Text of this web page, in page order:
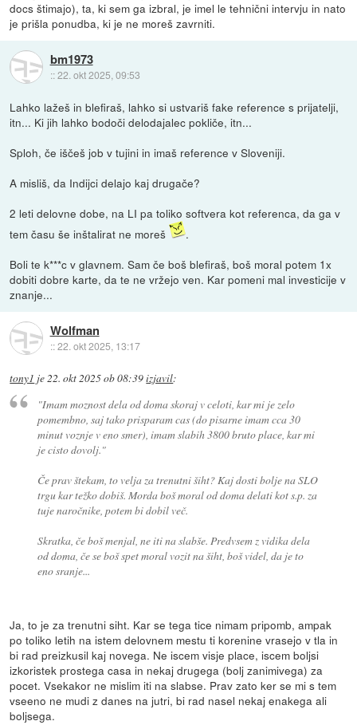
docs štimajo), ta, ki sem ga izbral, je imel le tehnični intervju in nato
je prišla ponudba, ki je ne moreš zavrniti.
bm1973
::22. okt 2025, 09:53
Lahko lažeš in blefiraš, lahko si ustvariš fake reference s prijatelji,
itn... Ki jih lahko bodoči delodajalec pokliče, itn...
Sploh, če iščeš job v tujini in imaš reference v Sloveniji.
A misliš, da Indijci delajo kaj drugače?
2 leti delovne dobe, na LI pa toliko softvera kot referenca, da ga v
tem času še inštalirat ne moreš
.
Boli te k***c v glavnem. Sam če boš blefiraš, boš moral potem 1x
dobiti dobre karte, da te ne vržejo ven. Kar pomeni mal investicije v
znanje...
Wolfman
::22. okt 2025, 13:17
tony1 je22. okt 2025 ob 08:39izjavil:
"Imam moznost dela od doma skoraj v celoti, kar mi je zelo
pomembno, saj tako prisparam cas (do pisarne imam cca 30
minut voznje v eno smer), imam slabih 3800 bruto place, kar mi
je cisto dovolj."
Če prav štekam, to velja za trenutni šiht? Kaj dosti bolje na SLO
trgu kar težko dobiš. Morda boš moral od doma delati kot s.p. za
tuje naročnike, potem bi dobil več.
Skratka, če boš menjal, ne iti na slabše. Predvsem z vidika dela
od doma, če se boš spet moral vozit na šiht, boš videl, da je to
eno sranje...
Ja, to je za trenutni siht. Kar se tega tice nimam pripomb, ampak
po toliko letih na istem delovnem mestu ti korenine vrasejo v tla in
bi rad preizkusil kaj novega. Ne iscem visje place, iscem boljsi
izkoristek prostega casa in nekaj drugega (bolj zanimivega) za
pocet. Vsekakor ne mislim iti na slabse. Prav zato ker se mi s tem
vseeno ne mudi z danes na jutri, bi rad nasel nekaj enakega ali
boljsega.